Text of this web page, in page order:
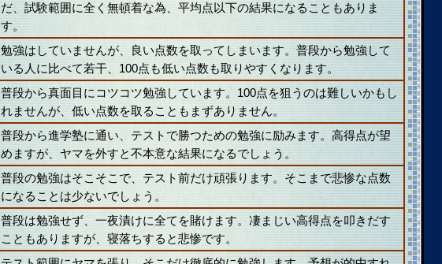
だ、試験範囲に全く無頓着な為、平均点以下の結果になることもありま
す。
勉強はしていませんが、良い点数を取ってしまいます。普段から勉強して
いる人に比べて若干、100点も低い点数も取りやすくなります。
普段から真面目にコツコツ勉強しています。100点を狙うのは難しいかもし
れませんが、低い点数を取ることもまずありません。
普段から進学塾に通い、テストで勝つための勉強に励みます。高得点が望
めますが、ヤマを外すと不本意な結果になるでしょう。
普段の勉強はそこそこで、テスト前だけ頑張ります。そこまで悲惨な点数
になることは少ないでしょう。
普段は勉強せず、一夜漬けに全てを賭けます。凄まじい高得点を叩きだす
こともありますが、寝落ちすると悲惨です。